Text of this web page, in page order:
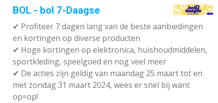
BOL - bol 7-Daagse
✔ Profiteer 7 dagen lang van de beste aanbiedingen
en kortingen op diverse producten
✔ Hoge kortingen op elektronica, huishoudmiddelen,
sportkleding, speelgoed en nog veel meer
✔ De acties zijn geldig van maandag 25 maart tot en
met zondag 31 maart 2024, wees er snel bij want
op=op!